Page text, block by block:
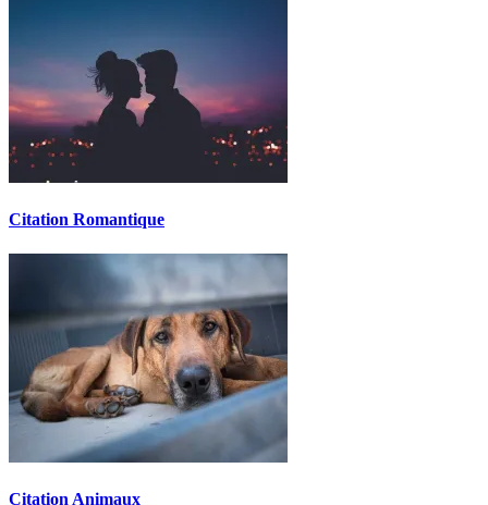
Citation Romantique
Citation Animaux